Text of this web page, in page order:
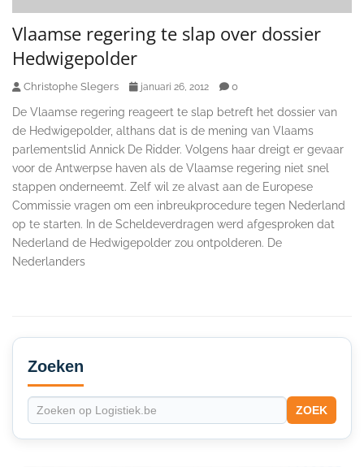
Vlaamse regering te slap over dossier
Hedwigepolder
Christophe Slegers januari 26, 2012 0
De Vlaamse regering reageert te slap betreft het dossier van
de Hedwigepolder, althans dat is de mening van Vlaams
parlementslid Annick De Ridder. Volgens haar dreigt er gevaar
voor de Antwerpse haven als de Vlaamse regering niet snel
stappen onderneemt. Zelf wil ze alvast aan de Europese
Commissie vragen om een inbreukprocedure tegen Nederland
op te starten. In de Scheldeverdragen werd afgesproken dat
Nederland de Hedwigepolder zou ontpolderen. De
Nederlanders
Secondary
Sidebar
Zoeken
ZOEK